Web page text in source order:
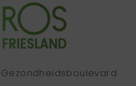
Gezondheidsboulevard